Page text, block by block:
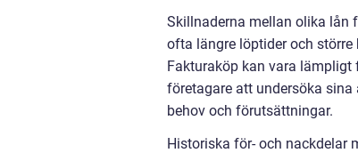
Skillnaderna mellan olika lån
ofta längre löptider och
Fakturaköp kan vara lämpligt
företagare att undersöka
behov och förutsättningar.
Historiska för- och nackdelar